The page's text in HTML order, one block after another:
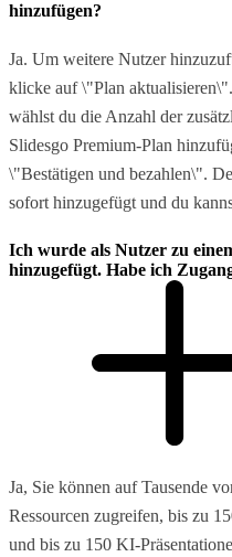
hinzufügen?
Ja. Um weitere Nutzer
klicke auf \"Plan
wählst du die Anzahl der
Slidesgo Premium-Plan
\"Bestätigen und bezahlen\".
sofort hinzugefügt und du
Ich wurde als Nutzer zu
hinzugefügt. Habe ich
Ja, Sie können auf Tausende
Ressourcen zugreifen, bis zu
und bis zu 150 KI-